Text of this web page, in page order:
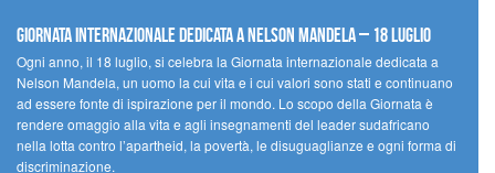
Giornata internazionale dedicata a Nelson Mandela – 18 luglio
Ogni anno, il 18 luglio, si celebra la Giornata internazionale dedicata a
Nelson Mandela, un uomo la cui vita e i cui valori sono stati e continuano
ad essere fonte di ispirazione per il mondo. Lo scopo della Giornata è
rendere omaggio alla vita e agli insegnamenti del leader sudafricano
nella lotta contro l’apartheid, la povertà, le disuguaglianze e ogni forma di
discriminazione.